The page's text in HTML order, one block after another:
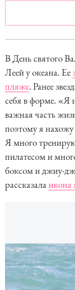
В День святого
Леей у океана. Ее
пляже. Ранее
себя в форме. «Я
важная часть
поэтому я
Я много
пилатесом и
боксом и джиу-
рассказалаикона